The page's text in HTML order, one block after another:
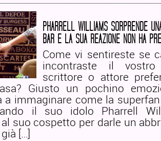
PHARRELL WILLIAMS SORPRENDE
BAR E LA SUA REAZIONE NON HA
Come vi sentireste se
incontraste il vostro
scrittore o attore
Giusto un pochino
a immaginare come la
il suo idolo Pharrell
suo cospetto per darle un
[…]